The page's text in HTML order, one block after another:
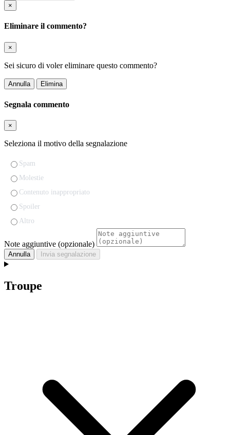
×
Eliminare il commento?
×
Sei sicuro di voler eliminare questo commento?
Annulla Elimina
Segnala commento
×
Seleziona il motivo della segnalazione
Spam
Molestie
Contenuto inappropriato
Spoiler
Altro
Note aggiuntive (opzionale)
Annulla Invia segnalazione
Troupe